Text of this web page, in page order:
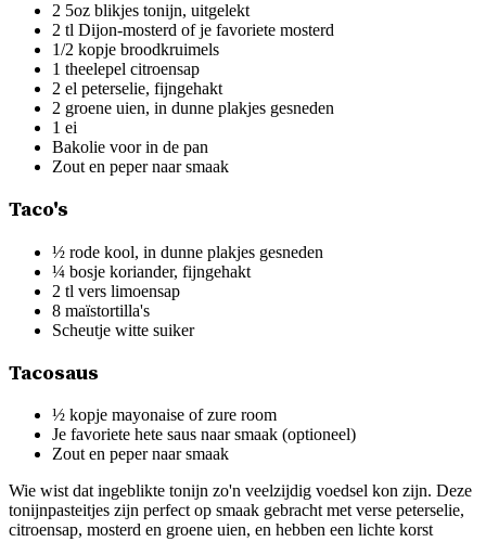
2 5oz blikjes tonijn, uitgelekt
2 tl Dijon-mosterd of je favoriete mosterd
1/2 kopje broodkruimels
1 theelepel citroensap
2 el peterselie, fijngehakt
2 groene uien, in dunne plakjes gesneden
1 ei
Bakolie voor in de pan
Zout en peper naar smaak
Taco's
½ rode kool, in dunne plakjes gesneden
¼ bosje koriander, fijngehakt
2 tl vers limoensap
8 maïstortilla's
Scheutje witte suiker
Tacosaus
½ kopje mayonaise of zure room
Je favoriete hete saus naar smaak (optioneel)
Zout en peper naar smaak
Wie wist dat ingeblikte tonijn zo'n veelzijdig voedsel kon zijn. Deze
tonijnpasteitjes zijn perfect op smaak gebracht met verse peterselie,
citroensap, mosterd en groene uien, en hebben een lichte korst